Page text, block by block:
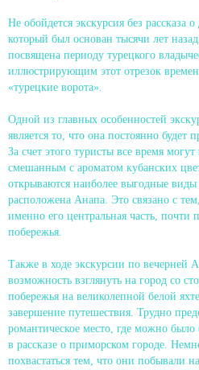
Не обойдется экскурсия без рассказа
который был основан тысячи лет
посвящена периоду турецкого
иллюстрирующим этот отрезок
«турецкие ворота».
Одной из главных особенностей
является то, что она постоянно будет
За счет этого туристы все время
смешанным с ароматом кубанских
открываются наиболее выгодные виды
расположена Анапа. Это связано с
именно его центральная часть, почти
побережья.
Также в ходе экскурсии по вечерней
возможность взглянуть на город со
побережья на великолепной белой
завершение путешествия. Трудно
романтическое место, где можно
в рассказе о приморском городе.
похвастаться тем, что они побывали